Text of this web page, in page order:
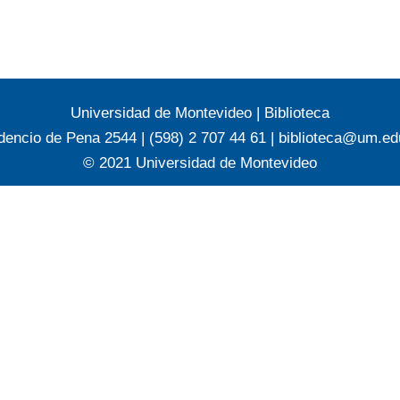
Universidad de Montevideo | Biblioteca
de Pena 2544 | (598) 2 707 44 61 |
© 2021 Universidad de Montevideo